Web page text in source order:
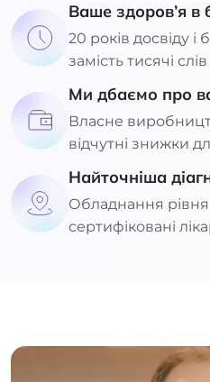
Ваше здоров’я в
20 років досвіду і
замість тисячі слів
Ми дбаємо про
Власне
відчутні знижки
Найточніша
Обладнання рівня
сертифіковані